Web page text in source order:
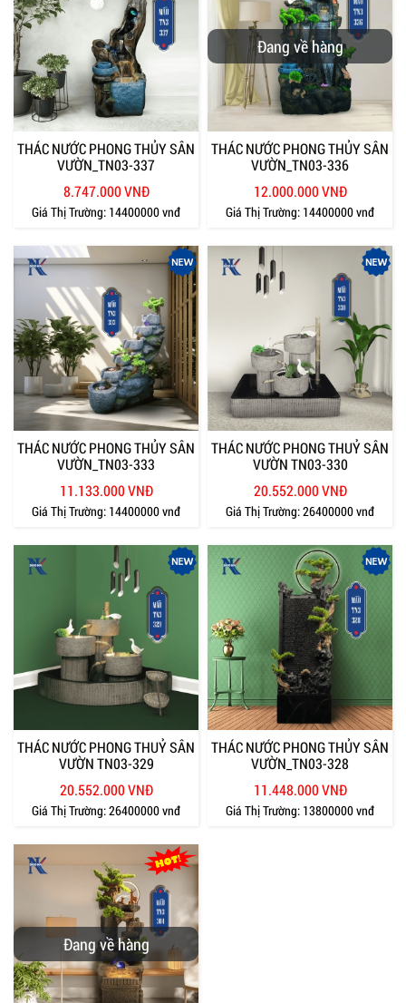
THÁC NƯỚC PHONG THỦY SÂN
VƯỜN_TN03-337
8.747.000 VNĐ
Giá Thị Trường: 14400000 vnđ
Đang về hàng
THÁC NƯỚC PHONG THỦY SÂN
VƯỜN_TN03-336
12.000.000 VNĐ
Giá Thị Trường: 14400000 vnđ
THÁC NƯỚC PHONG THỦY SÂN
VƯỜN_TN03-333
11.133.000 VNĐ
Giá Thị Trường: 14400000 vnđ
THÁC NƯỚC PHONG THUỶ SÂN
VƯỜN TN03-330
20.552.000 VNĐ
Giá Thị Trường:26400000 vnđ
THÁC NƯỚC PHONG THUỶ SÂN
VƯỜN TN03-329
20.552.000 VNĐ
Giá Thị Trường:26400000 vnđ
THÁC NƯỚC PHONG THỦY SÂN
VƯỜN_TN03-328
11.448.000 VNĐ
Giá Thị Trường: 13800000 vnđ
Đang về hàng